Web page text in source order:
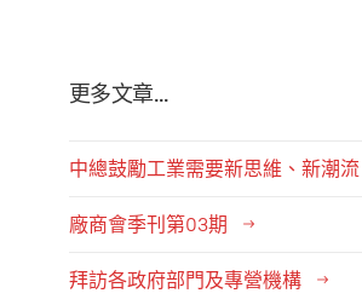
更多文章...
中總鼓勵工業需要新思維、新潮流
廠商會季刊第03期
拜訪各政府部門及專營機構